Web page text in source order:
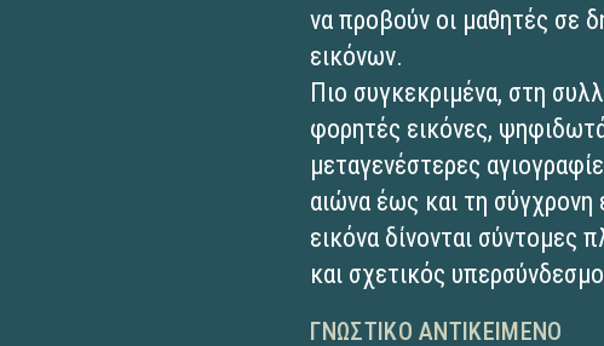
να προβούν οι μαθητές σε
εικόνων.
Πιο συγκεκριμένα, στη
φορητές εικόνες,
μεταγενέστερες
αιώνα έως και τη σύγχρονη
εικόνα δίνονται
και σχετικός
ΓΝΩΣΤΙΚΌ ΑΝΤΙΚΕΊΜΕΝΟ